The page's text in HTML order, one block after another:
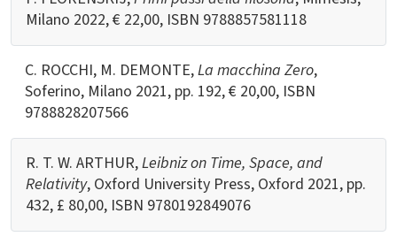
Milano 2022, € 22,00, ISBN 9788857581118
C. ROCCHI, M. DEMONTE,La macchina Zero,
Soferino, Milano 2021, pp. 192, € 20,00, ISBN
9788828207566
R. T. W. ARTHUR,Leibniz on Time, Space, and
Relativity, Oxford University Press, Oxford 2021, pp.
432, £ 80,00, ISBN 9780192849076